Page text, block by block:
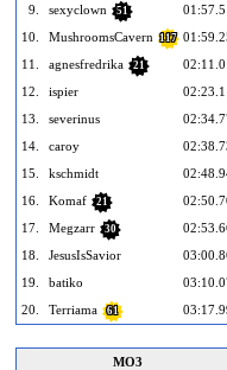
9.
sexyclown 51
10.
MushroomsCavern 117
11.
agnesfredrika 21
12.
ispier
13.
severinus
14.
caroy
15.
kschmidt
16.
Komaf 21
17.
Megzarr 30
18.
JesusIsSavior
19.
batiko
20.
Terriama 61
MO3